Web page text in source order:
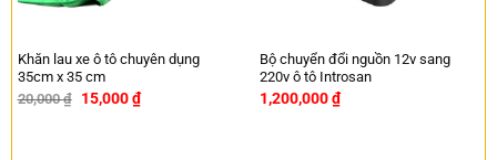
Khăn lau xe ô tô chuyên dụng
35cm x 35 cm
20,000₫ 15,000₫
Bộ chuyển đổi nguồn 12v sang
220v ô tô Introsan
1,200,000₫